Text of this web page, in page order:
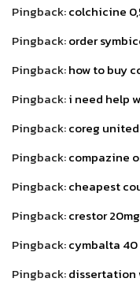
Pingback:colchicine
Pingback:order
Pingback:how to buy
Pingback:i need help
Pingback:coreg
Pingback:compazine
Pingback:cheapest
Pingback:crestor
Pingback:cymbalta 40
Pingback:dissertation